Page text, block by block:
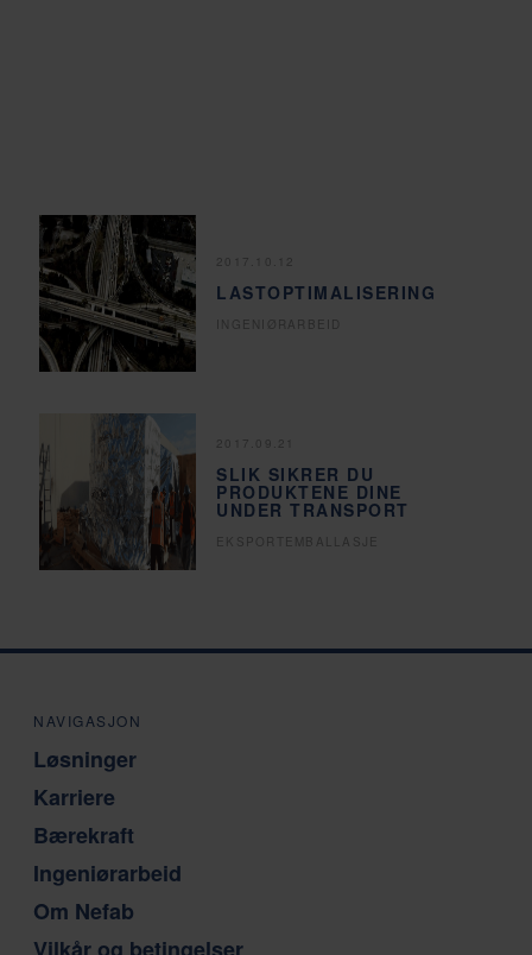
LASTOPTIMALISERING
2017.10.12
INGENIØRARBEID
SLIK SIKRER DU
PRODUKTENE DINE
UNDER TRANSPORT
2017.09.21
EKSPORTEMBALLASJE
NAVIGASJON
Løsninger
Karriere
Bærekraft
Ingeniørarbeid
Om Nefab
Vilkår og betingelser